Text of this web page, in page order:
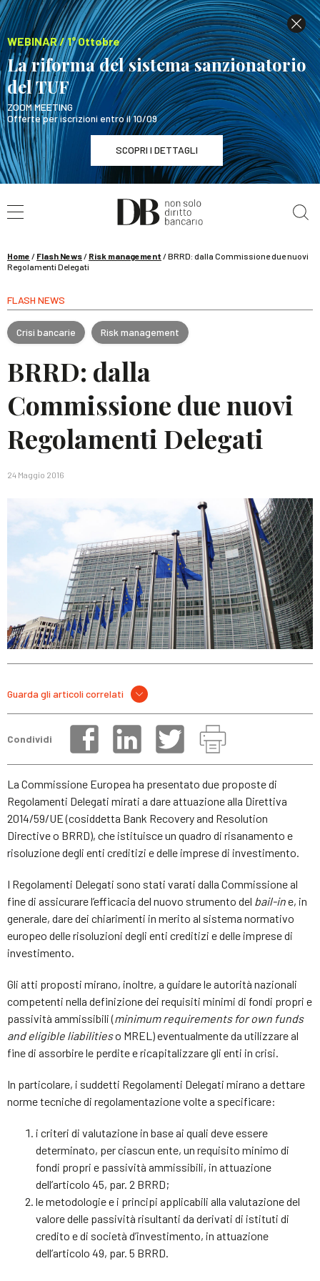
WEBINAR / 1° Ottobre
La riforma del sistema sanzionatorio
del TUF
ZOOM MEETING
Offerte per iscrizioni entro il 10/09
SCOPRI I DETTAGLI
WEBINAR / 1° Ottobre
La riforma del sistema sanzionatorio del TUF
Home / Flash News/ Risk management /BRRD: dalla Commissione due nuovi
Regolamenti Delegati
FLASH NEWS
Crisi bancarie Risk management
BRRD: dalla
Commissione due nuovi
Regolamenti Delegati
24 Maggio 2016
Guarda gli articoli correlati
Condividi
La Commissione Europea ha presentato due proposte di
Regolamenti Delegati mirati a dare attuazione alla Direttiva
2014/59/UE (cosiddetta Bank Recovery and Resolution
Directive o BRRD), che istituisce un quadro di risanamento e
risoluzione degli enti creditizi e delle imprese di investimento.
I Regolamenti Delegati sono stati varati dalla Commissione al
fine di assicurare l’efficacia del nuovo strumento del bail-ine, in
generale, dare dei chiarimenti in merito al sistema normativo
europeo delle risoluzioni degli enti creditizi e delle imprese di
investimento.
Gli atti proposti mirano, inoltre, a guidare le autorità nazionali
competenti nella definizione dei requisiti minimi di fondi propri e
passività ammissibili (minimum requirements for own funds
and eligible liabilitieso MREL) eventualmente da utilizzare al
fine di assorbire le perdite e ricapitalizzare gli enti in crisi.
In particolare, i suddetti Regolamenti Delegati mirano a dettare
norme tecniche di regolamentazione volte a specificare:
i criteri di valutazione in base ai quali deve essere
determinato, per ciascun ente, un requisito minimo di
fondi propri e passività ammissibili, in attuazione
dell’articolo 45, par. 2 BRRD;
le metodologie e i principi applicabili alla valutazione del
valore delle passività risultanti da derivati di istituti di
credito e di società d’investimento, in attuazione
dell’articolo 49, par. 5 BRRD.